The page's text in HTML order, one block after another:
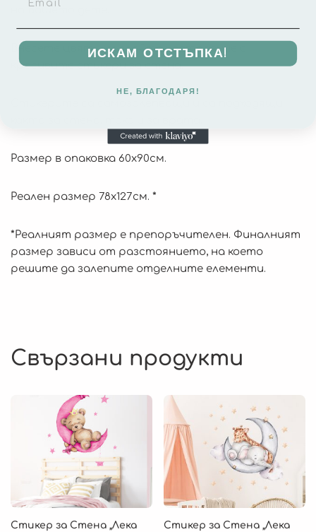
на Вашето дете.
Внесете цвят и създайте настроение с
красивите стикери за стена.
Размер в опаковка 60х90см.
Реален размер 78х127см. *
*Реалният размер е препоръчителен. Финалният
размер зависи от разстоянието, на което
решите да залепите отделните елементи.
Свързани продукти
Стикер за Стена „Лека
Стикер за Стена „Лека
ИСКАМ ОТСТЪПКА!
НЕ, БЛАГОДАРЯ!